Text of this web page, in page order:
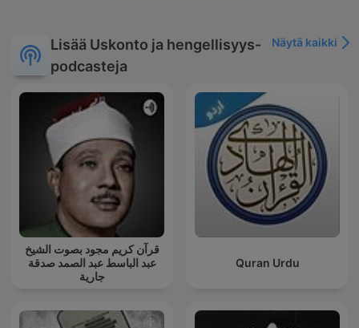
Lisää Uskonto ja hengellisyys-
podcasteja
Näytä kaikki
قرآن كريم مجود بصوت الشيخ
عبد الباسط عبد الصمد صدقة
جارية
Quran Urdu